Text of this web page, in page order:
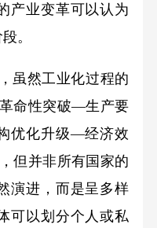
产业变革可以认为
。
虽然工业化过程的
命性突破—生产要
优化升级—经济效
但并非所有国家的
演进，而是呈多样
可以划分个人或私